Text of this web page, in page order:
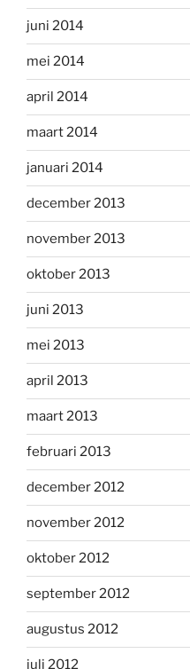
juni 2014
mei 2014
april 2014
maart 2014
januari 2014
december 2013
november 2013
oktober 2013
juni 2013
mei 2013
april 2013
maart 2013
februari 2013
december 2012
november 2012
oktober 2012
september 2012
augustus 2012
juli 2012